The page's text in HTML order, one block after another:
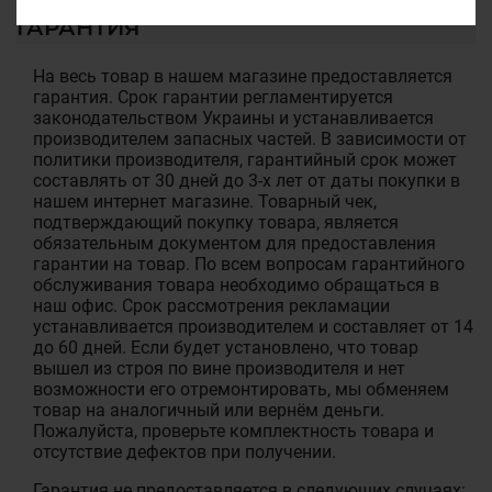
ГАРАНТИЯ
На весь товар в нашем магазине предоставляется
гарантия. Срок гарантии регламентируется
законодательством Украины и устанавливается
производителем запасных частей. В зависимости от
политики производителя, гарантийный срок может
составлять от 30 дней до 3-х лет от даты покупки в
нашем интернет магазине. Товарный чек,
подтверждающий покупку товара, является
обязательным документом для предоставления
гарантии на товар. По всем вопросам гарантийного
обслуживания товара необходимо обращаться в
наш офис. Срок рассмотрения рекламации
устанавливается производителем и составляет от 14
до 60 дней. Если будет установлено, что товар
вышел из строя по вине производителя и нет
возможности его отремонтировать, мы обменяем
товар на аналогичный или вернём деньги.
Пожалуйста, проверьте комплектность товара и
отсутствие дефектов при получении.